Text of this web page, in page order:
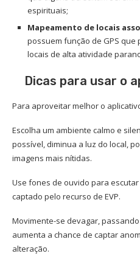
espirituais;
Mapeamento de locais
possuem função de GPS
locais de alta atividade
Dicas para usar o
Para aproveitar melhor o
Escolha um ambiente calmo e
possível, diminua a luz do local,
imagens mais nítidas.
Use fones de ouvido para
captado pelo recurso de EVP.
Movimente-se devagar,
aumenta a chance de captar
alteração.